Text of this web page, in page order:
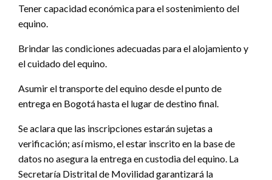
Tener capacidad económica para el sostenimiento del
equino.
Brindar las condiciones adecuadas para el alojamiento y
el cuidado del equino.
Asumir el transporte del equino desde el punto de
entrega en Bogotá hasta el lugar de destino final.
Se aclara que las inscripciones estarán sujetas a
verificación; así mismo, el estar inscrito en la base de
datos no asegura la entrega en custodia del equino. La
Secretaría Distrital de Movilidad garantizará la